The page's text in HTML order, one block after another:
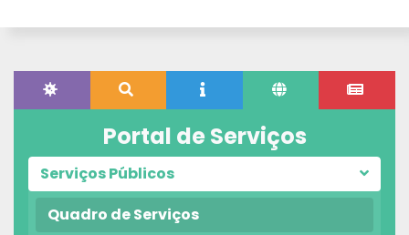
Portal de Serviços
Serviços Públicos
Quadro de Serviços